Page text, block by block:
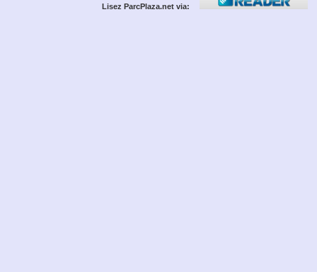
Lisez ParcPlaza.net via: